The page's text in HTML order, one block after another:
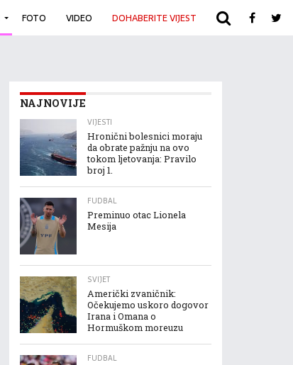
FOTO VIDEO DOHABERITE VIJEST ARHIVA
NAJNOVIJE
VIJESTI
Hronični bolesnici moraju
da obrate pažnju na ovo
tokom ljetovanja: Pravilo
broj 1.
FUDBAL
Preminuo otac Lionela
Mesija
SVIJET
Američki zvaničnik:
Očekujemo uskoro dogovor
Irana i Omana o
Hormuškom moreuzu
FUDBAL